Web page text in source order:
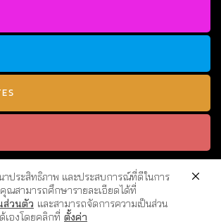
าประสิทธิภาพ และประสบการณ์ที่ดีในการ
ณสามารถศึกษารายละเอียดได้ที่
ส่วนตัว และสามารถจัดการความเป็นส่วน
เองโดยคลิกที่ ตั้งค่า